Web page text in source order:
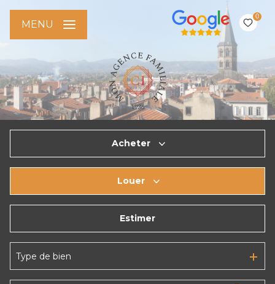
0
MENU
Acheter
Louer
De l'immo pro
Estimer
Type de bien